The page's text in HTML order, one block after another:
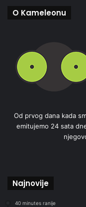
O Kameleonu
Od prvog dana kada
emitujemo 24 sata
Najnovije
40 minutes ranije